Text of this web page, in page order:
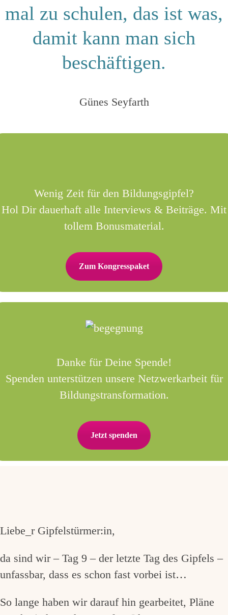
mal zu schulen, das ist was,
damit kann man sich
beschäftigen.
Günes Seyfarth
Wenig Zeit für den Bildungsgipfel?
Hol Dir dauerhaft alle Interviews & Beiträge. Mit
tollem Bonusmaterial.
Zum Kongresspaket
Danke für Deine Spende!
Spenden unterstützen unsere Netzwerkarbeit für
Bildungstransformation.
Jetzt spenden
Liebe_r Gipfelstürmer:in,
da sind wir – Tag 9 – der letzte Tag des Gipfels –
unfassbar, dass es schon fast vorbei ist…
So lange haben wir darauf hin gearbeitet, Pläne